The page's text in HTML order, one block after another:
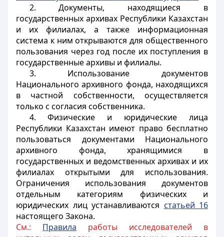
2. Документы, находящиеся в
государственных архивах Республики Казахстан
и их филиалах, а также информационная
система к ним открываются для общественного
пользования через год после их поступления в
государственные архивы и филиалы.
3. Использование документов
Национального архивного фонда, находящихся
в частной собственности, осуществляется
только с согласия собственника.
4. Физические и юридические лица
Республики Казахстан имеют право бесплатно
пользоваться документами Национального
архивного фонда, хранящимися в
государственных и ведомственных архивах и их
филиалах открытыми для использования.
Ограничения использования документов
отдельным категориям физических и
юридических лиц устанавливаются статьей 16
настоящего Закона.
См.: Правила работы исследователей в